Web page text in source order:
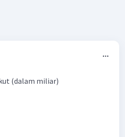
(dalam miliar)